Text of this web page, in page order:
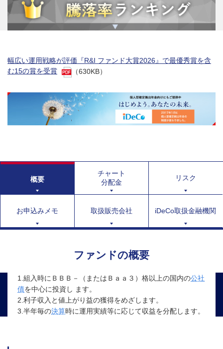
幅広い運用戦略が評価『R&I ファンド大賞2026』で最優秀賞を含
む15の賞を受賞
（630KB）
概要
チャート
分配金
リスク
お申込みメモ 取扱販売会社 iDeCo取扱金融機関
ファンドの概要
1.組入時にＢＢＢ－（またはＢａａ３）格以上の国内の公社
債を中心に投資し ます。
2.利子収入と値上がり益の獲得をめざします。
3.半年毎の決算時に運用実績等に応じて収益を分配します。